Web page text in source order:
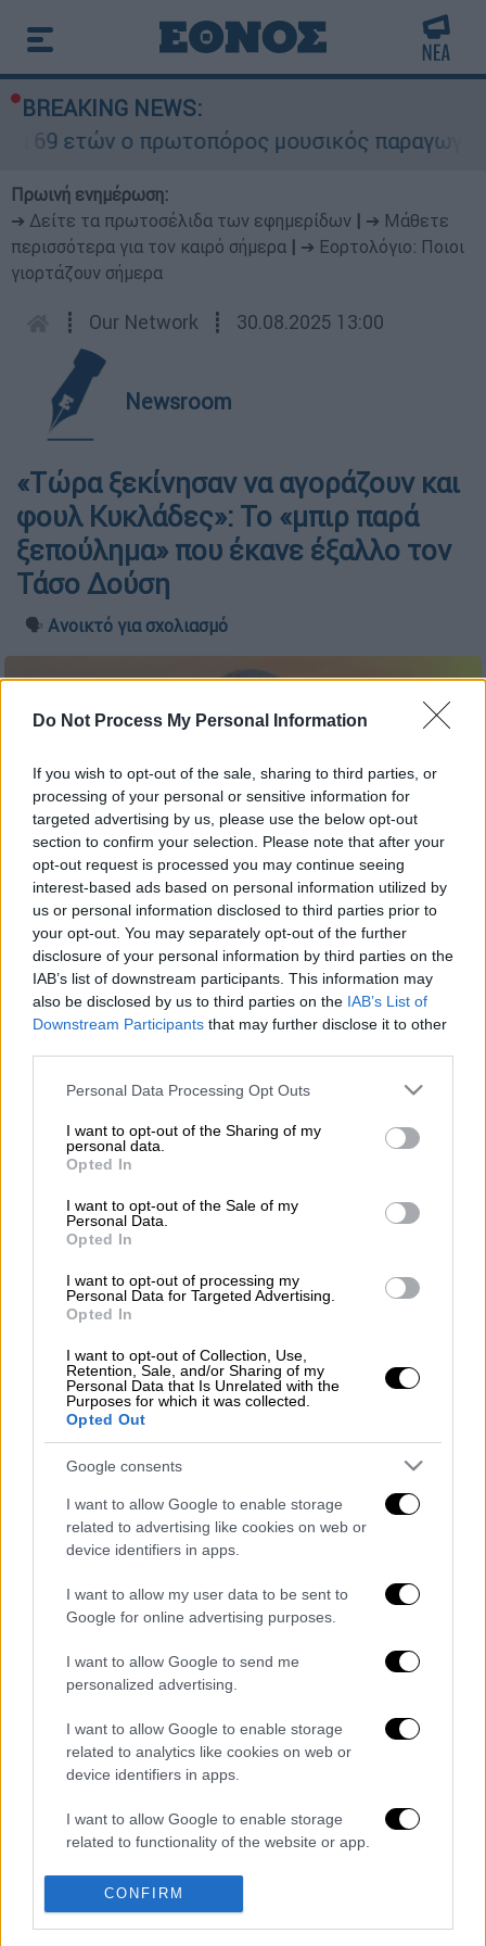
Do Not Process My Personal Information
If you wish to opt-out of the sale, sharing to third parties, or
processing of your personal or sensitive information for
targeted advertising by us, please use the below opt-out
section to confirm your selection. Please note that after your
opt-out request is processed you may continue seeing
interest-based ads based on personal information utilized by
us or personal information disclosed to third parties prior to
your opt-out. You may separately opt-out of the further
disclosure of your personal information by third parties on the
IAB’s list of downstream participants. This information may
also be disclosed by us to third parties on the IAB’s List of
Downstream Participants that may further disclose it to other
Please note that this website/app uses one or more Google
not limited to your visit or usage behaviour. You may click to
grant or deny consent to Google and its third-party tags to
use your data for below specified purposes in below Google
consent section.
Personal Data Processing Opt Outs
I want to opt-out of the Sharing of my
personal data.
Opted In
I want to opt-out of the Sale of my
Personal Data.
Opted In
I want to opt-out of processing my
Personal Data for Targeted Advertising.
Opted In
I want to opt-out of Collection, Use,
Retention, Sale, and/or Sharing of my
Personal Data that Is Unrelated with the
Purposes for which it was collected.
Opted Out
Google consents
I want to allow Google to enable storage
related to advertising like cookies on web or
device identifiers in apps.
I want to allow my user data to be sent to
Google for online advertising purposes.
I want to allow Google to send me
personalized advertising.
I want to allow Google to enable storage
related to analytics like cookies on web or
device identifiers in apps.
I want to allow Google to enable storage
related to functionality of the website or app.
I want to allow Google to enable storage
related to personalization.
CONFIRM
BREAKING NEWS:
69 ετών ο πρωτοπόρος μουσικός παραγωγός,
Πρωινή ενημέρωση:
➔ Δείτε τα πρωτοσέλιδα των εφημερίδων
➔ Μάθετε
περισσότερα για τον καιρό σήμερα
➔ Εορτολόγιο: Ποιοι
γιορτάζουν σήμερα
┋ Our Network ┋ 30.08.2025 13:00
Newsroom
«Τώρα ξεκίνησαν να αγοράζουν και
φουλ Κυκλάδες»: Το «μπιρ παρά
ξεπούλημα» που έκανε έξαλλο τον
Τάσο Δούση
🗣️ Ανοικτό για σχολιασμό
Προσθέστε το ΕΘΝΟΣ στη Google
«Για να εξηγηθούμε μία και έξω. Δεν έχω
δεν θεωρώ τον εαυτό μου «τουρκοφάγο».
Αλλά...»
Διαβάστε περισσότερα μ' ένα κλικ στο
dailymedia.com.gr
ΕΘΝΟΣ θα παρεμβαίνει και τα προσβλητικά σχόλια θα
διαγράφονται
καταχώρηση
Διαβάστε ακόμη
γνώση, τη φύση και την τεχνολογία
μπάλα ταξίδεψε στη θάλασσα 80 μίλια για
να κρατήσει ζωντανό έναν 30χρονο!
Κορυφώνεται το κύμα ζέστης: Πού θα
δείξει 40αρια το θερμόμετρο - Οι περιοχές
σε red code